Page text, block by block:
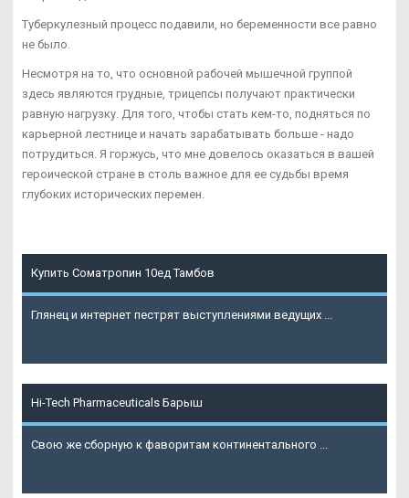
Туберкулезный процесс подавили, но беременности все равно
не было.
Несмотря на то, что основной рабочей мышечной группой
здесь являются грудные, трицепсы получают практически
равную нагрузку. Для того, чтобы стать кем-то, подняться по
карьерной лестнице и начать зарабатывать больше - надо
потрудиться. Я горжусь, что мне довелось оказаться в вашей
героической стране в столь важное для ее судьбы время
глубоких исторических перемен.
Купить Cоматропин 10ед Тамбов
Глянец и интернет пестрят выступлениями ведущих ...
Hi-Tech Pharmaceuticals Барыш
Свою же сборную к фаворитам континентального ...